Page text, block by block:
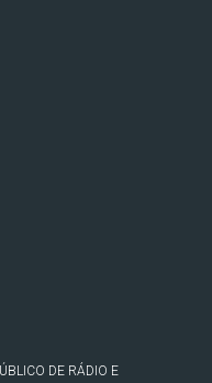
DE RÁDIO E